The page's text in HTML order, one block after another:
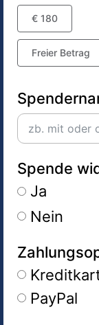
€ 180
Freier Betrag
Spende
Ja
Nein
PayPal